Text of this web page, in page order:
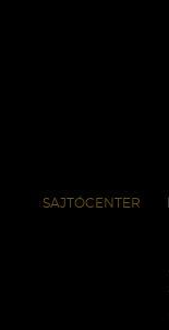
SAJTÓCENTER